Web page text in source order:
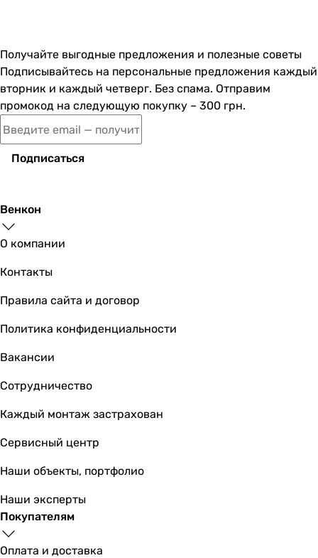
Отделение №1: ул. Трудовая, 5/4 (за заправкой
УКРНАФТА), г. Хмельницкий
Отделение №4 (до 30 кг на одно место): проспект
Мира, 76, г. Хмельницкий
Отделение №22 (до 30 кг на одно место): ул.
Шевченко, 11, г. Хмельницкий
Получайте выгодные предложения и полезные советы
Подписывайтесь на персональные предложения каждый
вторник и каждый четверг. Без спама. Отправим
промокод на следующую покупку – 300 грн.
Подписаться
Венкон
О компании
Контакты
Правила сайта и договор
Политика конфиденциальности
Вакансии
Сотрудничество
Каждый монтаж застрахован
Сервисный центр
Наши объекты, портфолио
Наши эксперты
Покупателям
Оплата и доставка